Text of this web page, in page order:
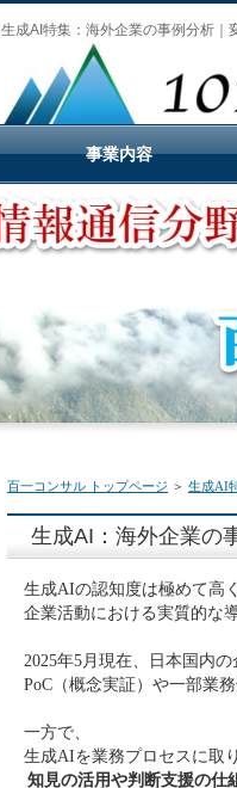
生成AI特集：海外企業の事例分析｜
百一コンサル トップページ ＞ 生成AI
生成AI：海外企業の
生成AIの認知度は極めて高
企業活動における実質的な
2025年5月現在、日本国内の
PoC（概念実証）や一部業
一方で、
生成AIを業務プロセスに取
知見の活用や判断支援の仕
事業内容